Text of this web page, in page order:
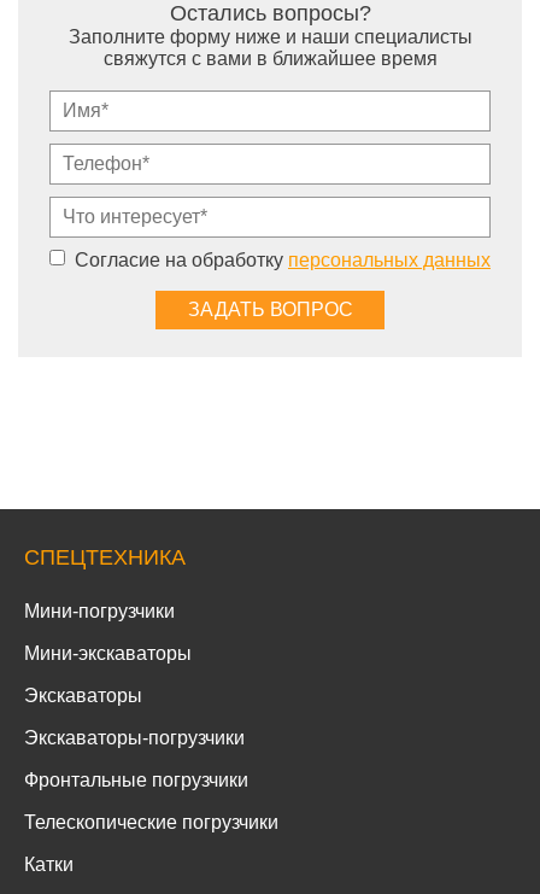
Остались вопросы?
Заполните форму ниже и наши специалисты
свяжутся с вами в ближайшее время
Согласие на обработку персональных данных
СПЕЦТЕХНИКА
Мини-погрузчики
Мини-экскаваторы
Экскаваторы
Экскаваторы-погрузчики
Фронтальные погрузчики
Телескопические погрузчики
Катки